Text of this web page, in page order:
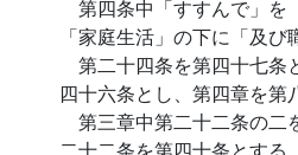
第四条中「すすんで」を
「家庭生活」の下に「及び
第二十四条を第四十七条
四十六条とし、第四章を第
第三章中第二十二条の二